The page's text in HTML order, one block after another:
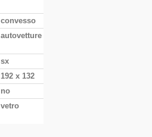
convesso
autovetture
sx
192 x 132
no
vetro